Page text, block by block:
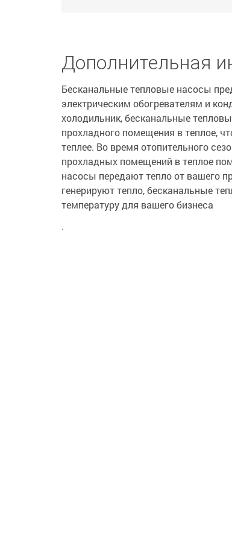
Дополнительная
Бесканальные тепловые насосы
электрическим обогревателям и
холодильник, бесканальные
прохладного помещения в теплое,
теплее. Во время отопительного
прохладных помещений в теплое
насосы передают тепло от вашего
генерируют тепло, бесканальные
температуру для вашего бизнеса
.